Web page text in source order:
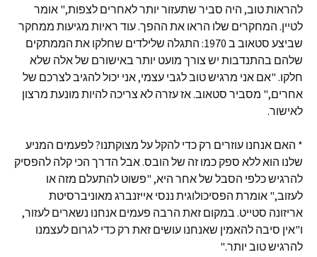
להראות טוב, היה סביר שתעזור יותר לאחרים לצפות," אומר
לטיין. המחקרים שלו הראו את ההפך. עוד ראיות מגיעות ממחקר
שביצע סטאוב ב 1970: התגלה שלילדים שחלקו את הממתקים
שלהם בהתנדבות יש צורך מועט יותר באישורם של אלה שלא
חלקו. "אם אני מרגיש טוב לגבי עצמי, אני יכול להגיב לצרכם של
אחרים," מסביר סטאוב. אז עזרה לא צריכה להיות מונעת מרצון
לאישור.
* האם אנחנו עוזרים רק כדי להקל על מצוקתנו? לפעמים המניע
שלנו הוא ללא ספק כמו זה של הובס. אבל הדרך הכי קלה להפסיק
להרגיש כלפי הסבל של אחר היא, "פשוט להתעלם מזה או
לעזוב," אומרת הפסיכולוגית ננסי אייזנברג מאוניברסיטת
אריזונה סטייט. במקום זאת הרבה פעמים אנחנו נשארים לעזור,
ו"אין סיבה להאמין שאנחנו עושים זאת רק כדי לגרום לעצמנו
להרגיש טוב יותר."